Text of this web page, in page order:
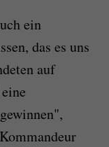
ein
das es uns
auf